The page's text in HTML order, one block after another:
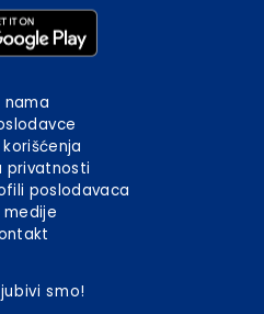
nama
korišćenja
privatnosti
poslodavaca
medije
smo!